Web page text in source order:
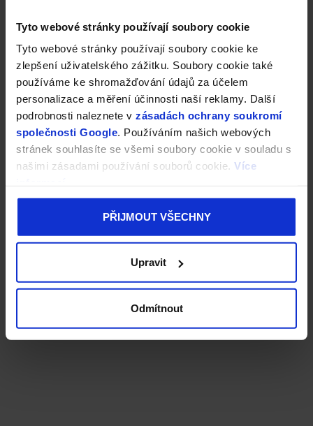
Tyto webové stránky používají soubory cookie
Tyto webové stránky používají soubory cookie ke
zlepšení uživatelského zážitku. Soubory cookie také
používáme ke shromažďování údajů za účelem
personalizace a měření účinnosti naší reklamy. Další
podrobnosti naleznete v zásadách ochrany soukromí
společnosti Google. Používáním našich webových
stránek souhlasíte se všemi soubory cookie v souladu s
našimi zásadami používání souborů cookie. Více
PŘIJMOUT VŠECHNY
Upravit
Odmítnout